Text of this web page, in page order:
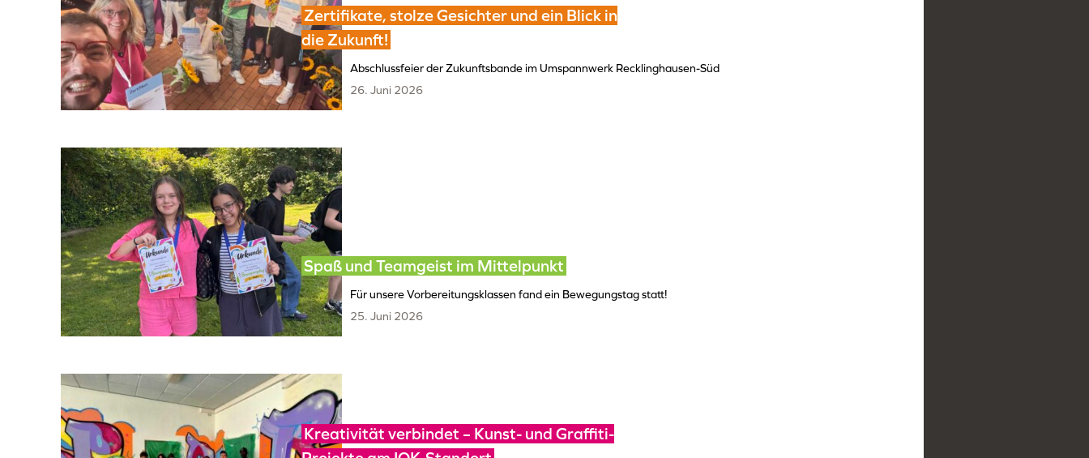
Zertifikate, stolze Gesichter und ein Blick in
die Zukunft!
Abschlussfeier der Zukunftsbande im Umspannwerk Recklinghausen-Süd
26. Juni 2026
Spaß und Teamgeist im Mittelpunkt
Für unsere Vorbereitungsklassen fand ein Bewegungstag statt!
25. Juni 2026
Kreativität verbindet – Kunst- und Graffiti-